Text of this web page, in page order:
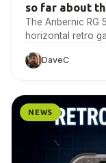
so far about
The Anbernic RG
horizontal retro
DaveC
NEWS